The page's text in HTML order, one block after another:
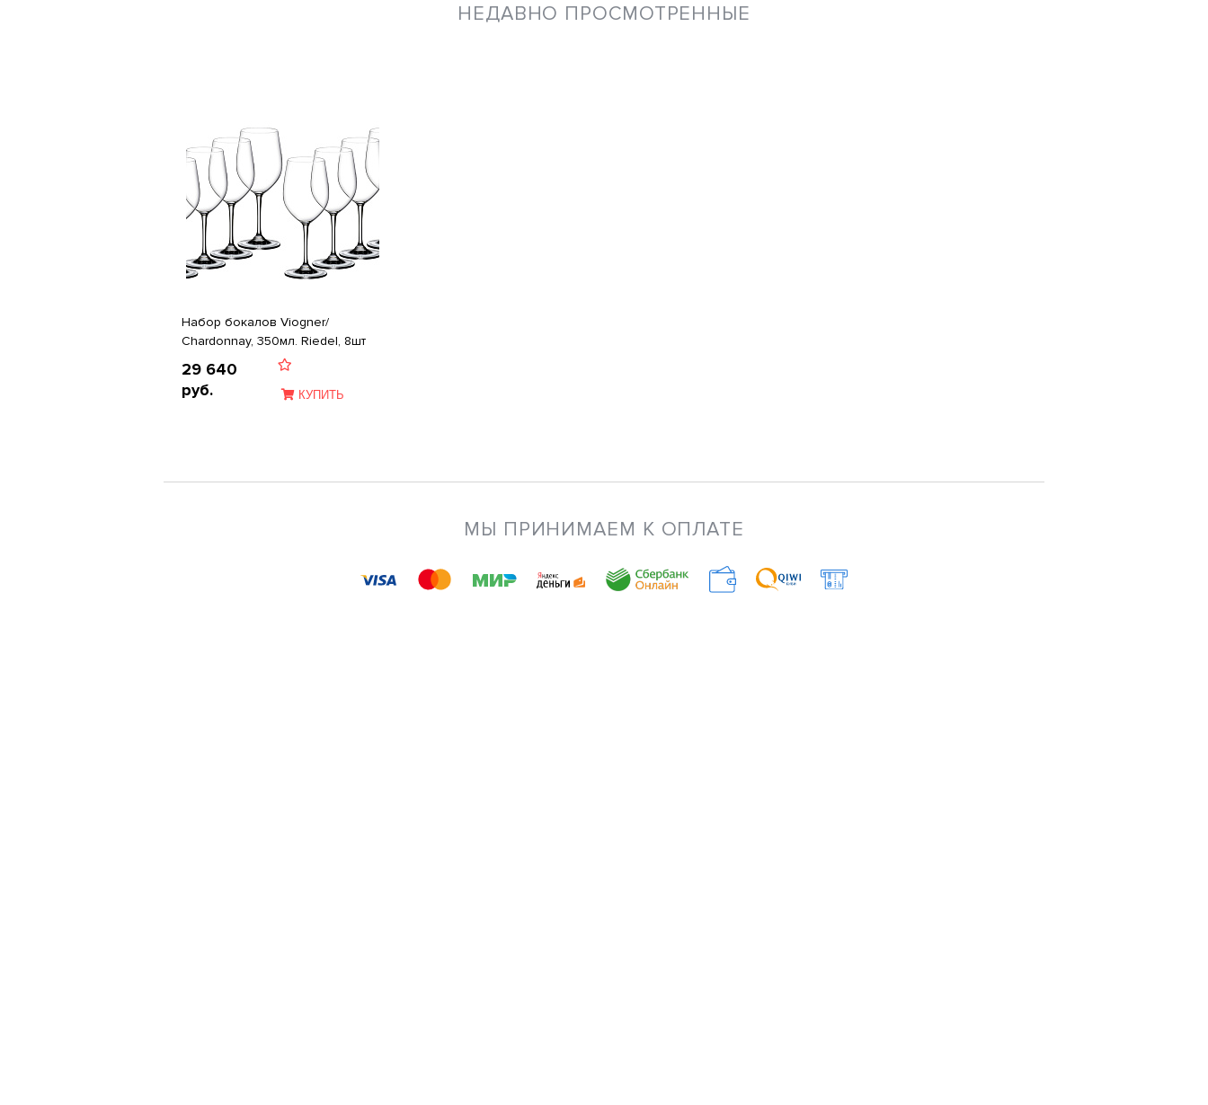
НЕДАВНО ПРОСМОТРЕННЫЕ
Набор бокалов Viogner/
Chardonnay, 350мл. Riedel, 8шт
29 640
руб.
КУПИТЬ
МЫ ПРИНИМАЕМ К ОПЛАТЕ